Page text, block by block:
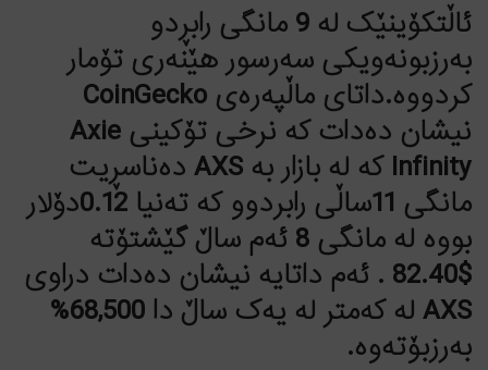
ئاڵتکۆینێک لە 9 مانگی رابڕدو
بەرزبونەویکی سەرسور هێنەری تۆمار
کردووە.داتای ماڵپەرەی CoinGecko
نیشان دەدات کە نرخی تۆکینی Axie
Infinity کە لە بازار بە AXS دەناسڕیت
مانگی 11ساڵی رابردوو کە تەنیا 0.12دۆلار
بووە لە مانگی 8 ئەم ساڵ گێشتۆتە
$82.40 . ئەم داتایە نیشان دەدات دراوی
AXS لە کەمتر لە یەک ساڵ دا 68,500%
بەرزبۆتەوە.